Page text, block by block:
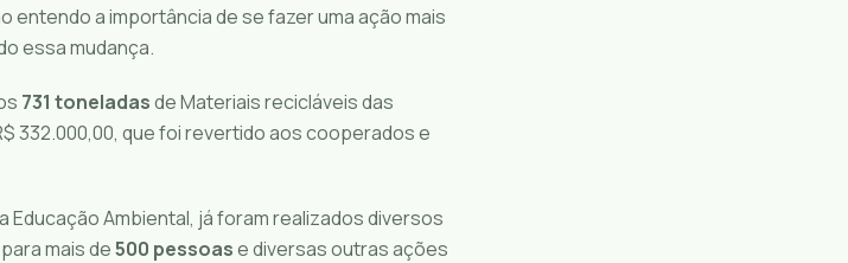
a importância de se fazer uma ação mais
essa mudança.
731 toneladasde Materiais recicláveis das
332.000,00, que foi revertido aos cooperados e
Educação Ambiental, já foram realizados diversos
mais de500 pessoase diversas outras ações